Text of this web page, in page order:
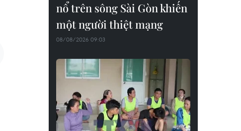
nổ trên sông Sài Gòn khiến
một người thiệt mạng
08/08/2026 09:03